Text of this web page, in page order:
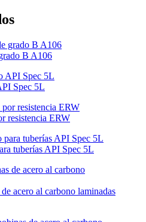
B A106
Spec 5L
resistencia ERW
tuberías API Spec 5L
acero al carbono laminadas